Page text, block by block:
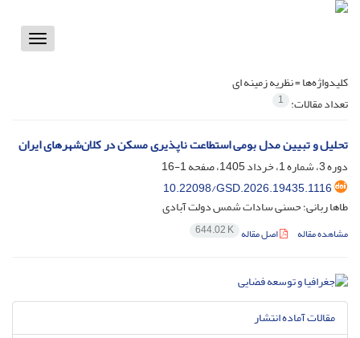
Toggle
کلیدواژه‌ها =نظریه زمینه ای
تعداد مقالات: 1
تحلیل و تبیین مدل بومی استطاعت ناپذیری مسکن در کلان‌شهرهای ایران
دوره 3، شماره 1، خرداد 1405، صفحه
1-16
10.22098/GSD.2026.19435.1116
طاها ربانی؛ حسنی سادات شمس دولت آبادی
مشاهده مقاله اصل مقاله 644.02 K
مقالات آماده انتشار